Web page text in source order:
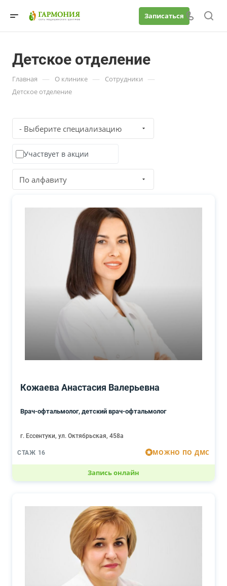
Записаться
Детское отделение
Главная — О клинике — Сотрудники —
Детское отделение
- Выберите специализацию
Участвует в акции
По алфавиту
Кожаева Анастасия Валерьевна
Врач-офтальмолог, детский врач-офтальмолог
г. Ессентуки, ул. Октябрьская, 458а
СТАЖ 16 МОЖНО ПО ДМС
Запись онлайн